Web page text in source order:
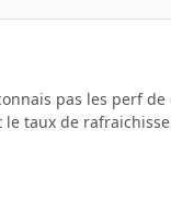
pas les perf
le taux de